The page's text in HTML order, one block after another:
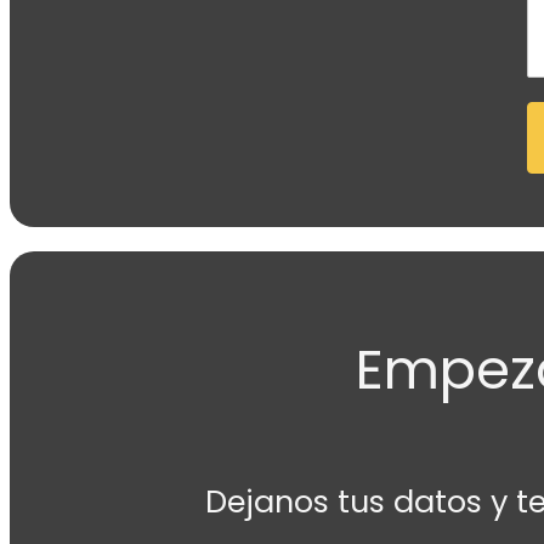
Dejanos tus datos y